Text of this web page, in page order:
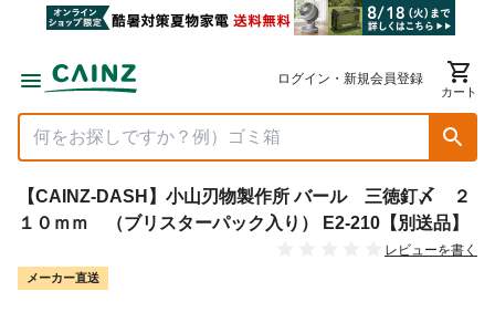
ログイン・新規会員登録
カート
【CAINZ-DASH】小山刃物製作所 バール 三徳釘〆 ２
１０ｍｍ （ブリスターパック入り） E2-210【別送品】
レビューを書く
メーカー直送